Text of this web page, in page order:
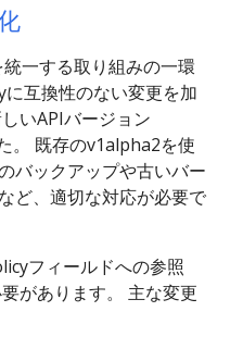
一する取り組みの一環
互換性のない変更を加
いAPIバージョン
。 既存のv1alpha2を使
バックアップや古いバー
ど、適切な対応が必要で
フィールドへの参照
があります。 主な変更